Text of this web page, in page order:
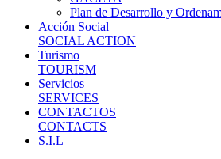
Plan de Desarrollo y
Acción Social
SOCIAL ACTION
Turismo
TOURISM
Servicios
SERVICES
CONTACTOS
CONTACTS
S.I.L